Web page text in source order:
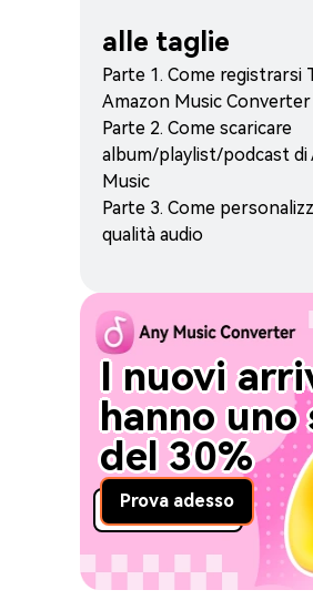
alle taglie
Parte 1. Come registrarsi
Amazon Music Converter
Parte 2. Come scaricare
album/playlist/podcast di
Music
Parte 3. Come
qualità audio
I nuovi
hanno
del 30%
Prova adesso